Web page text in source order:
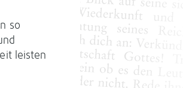
so
leisten